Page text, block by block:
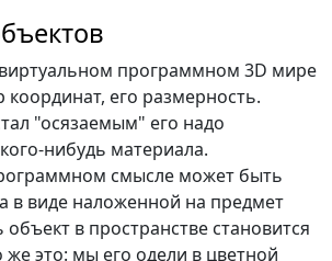
программном 3D мире
координат, его размерность.
"осязаемым" его надо
нибудь материала.
смысле может быть
в виде наложенной на предмет
объект в пространстве становится
это: мы его одели в цветной